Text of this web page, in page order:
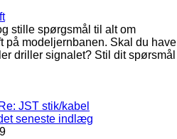
stille spørgsmål til alt om
på modeljernbanen. Skal du have
driller signalet? Stil dit spørsmål
Re: JST stik/kabel
seneste indlæg